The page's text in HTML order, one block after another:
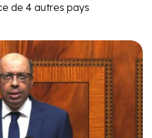
de 4 autres pays